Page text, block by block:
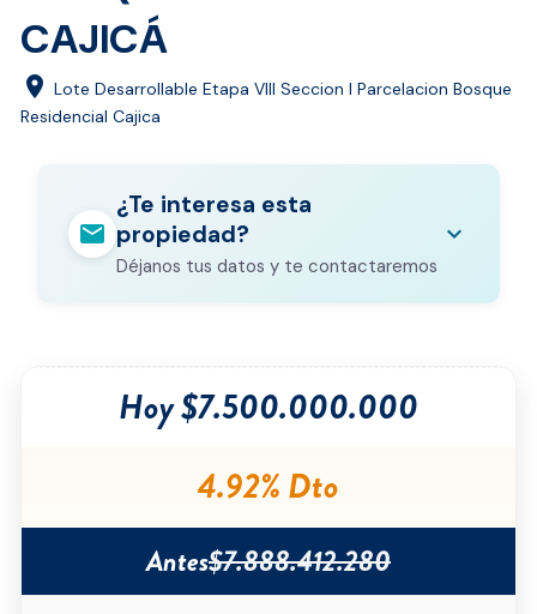
CAJICÁ
location_on Lote Desarrollable Etapa VIII Seccion I Parcelacion Bosque
Residencial Cajica
mail
¿Te interesa esta
propiedad?
Déjanos tus datos y te contactaremos
expand_more
Correo electrónicoHoy $7.500.000.000
4.92% Dto
Antes$7.888.412.280